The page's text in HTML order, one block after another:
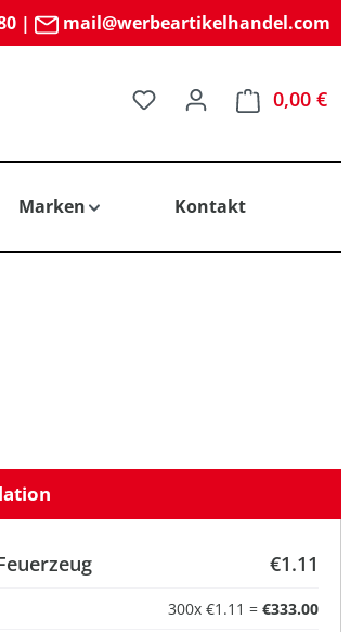
| mail@werbeartikelhandel.com
Du hast 0 Produkte auf
0,00 €
Marken Kontakt
€1.11
300x €1.11 = €333.00